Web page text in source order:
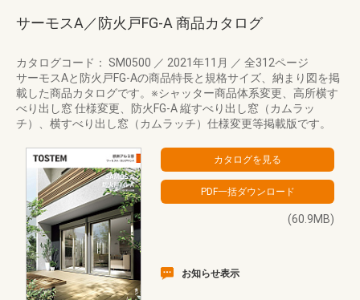
サーモスA／防火戸FG-A 商品カタログ
カタログコード： SM0500 ／ 2021年11月 ／ 全312ページ
サーモスAと防火戸FG-Aの商品特長と規格サイズ、納まり図を掲
載した商品カタログです。※シャッター商品体系変更、高所横す
べり出し窓 仕様変更、防火FG-A 縦すべり出し窓（カムラッ
チ）、横すべり出し窓（カムラッチ）仕様変更等掲載版です。
(60.9MB)
お知らせ表示